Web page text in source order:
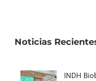
Noticias
INDH